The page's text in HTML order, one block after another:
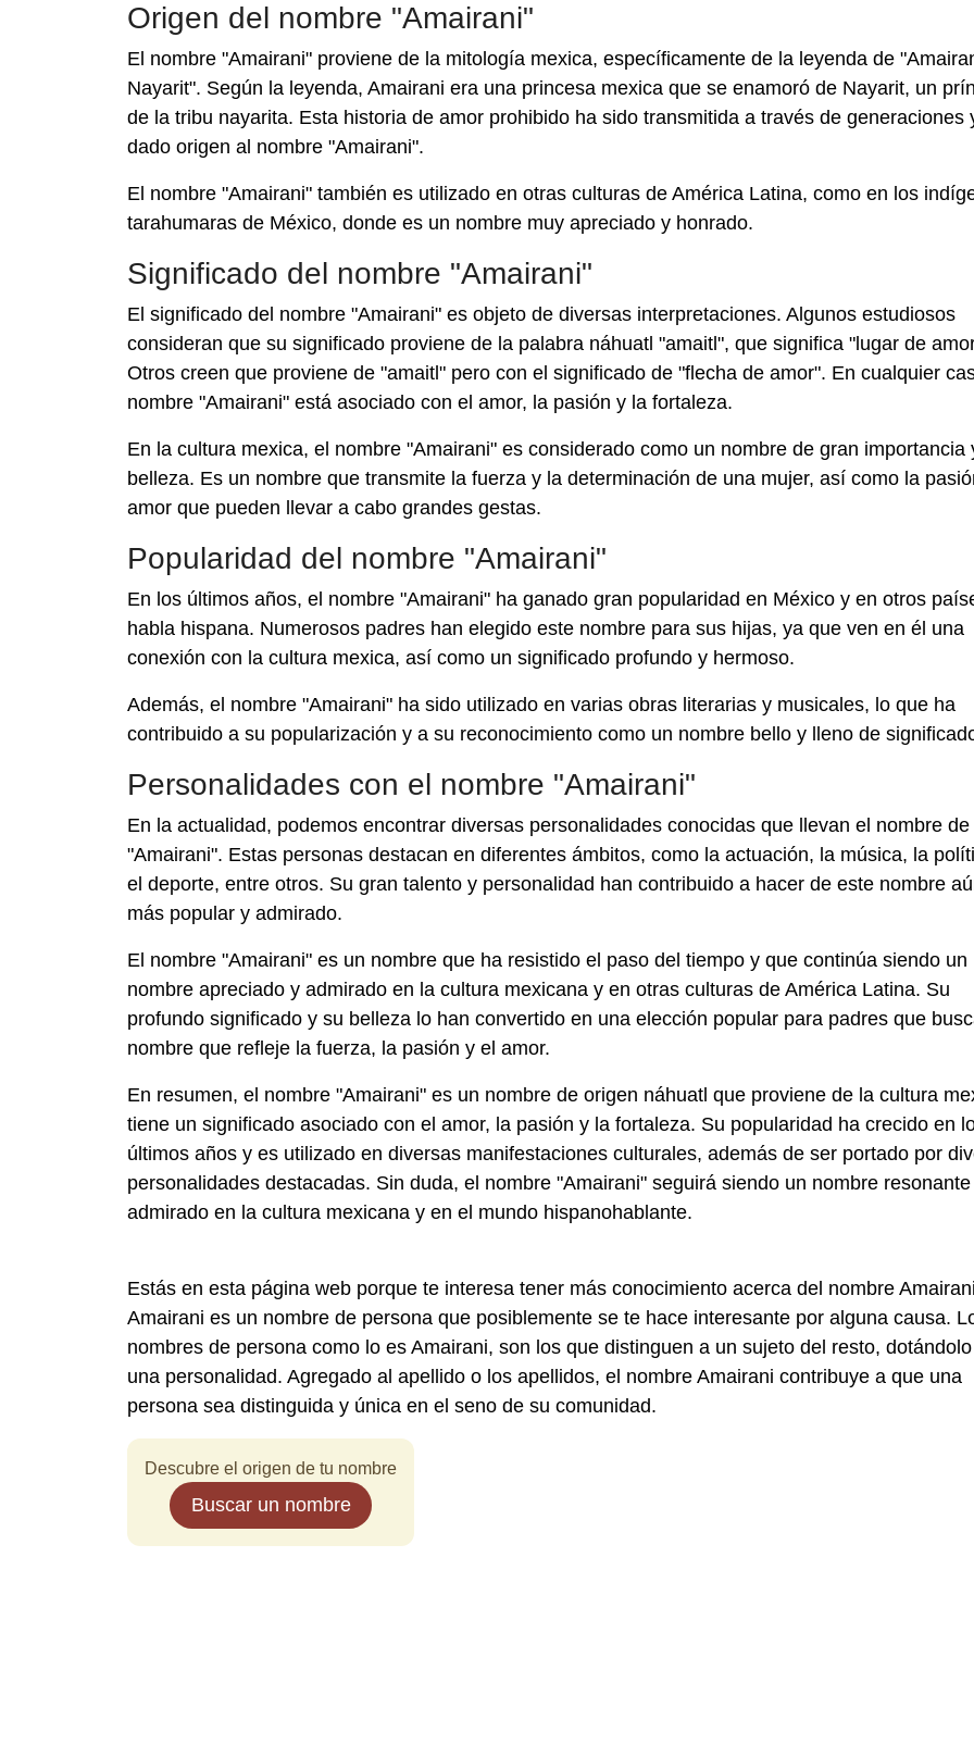
Origen del nombre "Amairani"
El nombre "Amairani" proviene de la mitología mexica, específicamente de la leyenda de
Nayarit". Según la leyenda, Amairani era una princesa mexica que se enamoró de Nayarit, un
de la tribu nayarita. Esta historia de amor prohibido ha sido transmitida a través de generaciones
dado origen al nombre "Amairani".
El nombre "Amairani" también es utilizado en otras culturas de América Latina, como en los
tarahumaras de México, donde es un nombre muy apreciado y honrado.
Significado del nombre "Amairani"
El significado del nombre "Amairani" es objeto de diversas interpretaciones. Algunos estudiosos
consideran que su significado proviene de la palabra náhuatl "amaitl", que significa "lugar de
Otros creen que proviene de "amaitl" pero con el significado de "flecha de amor". En cualquier
nombre "Amairani" está asociado con el amor, la pasión y la fortaleza.
En la cultura mexica, el nombre "Amairani" es considerado como un nombre de gran importancia
belleza. Es un nombre que transmite la fuerza y la determinación de una mujer, así como la
amor que pueden llevar a cabo grandes gestas.
Popularidad del nombre "Amairani"
En los últimos años, el nombre "Amairani" ha ganado gran popularidad en México y en otros
habla hispana. Numerosos padres han elegido este nombre para sus hijas, ya que ven en él una
conexión con la cultura mexica, así como un significado profundo y hermoso.
Además, el nombre "Amairani" ha sido utilizado en varias obras literarias y musicales, lo que ha
contribuido a su popularización y a su reconocimiento como un nombre bello y lleno de
Personalidades con el nombre "Amairani"
En la actualidad, podemos encontrar diversas personalidades conocidas que llevan el nombre de
"Amairani". Estas personas destacan en diferentes ámbitos, como la actuación, la música, la
el deporte, entre otros. Su gran talento y personalidad han contribuido a hacer de este nombre
más popular y admirado.
El nombre "Amairani" es un nombre que ha resistido el paso del tiempo y que continúa siendo un
nombre apreciado y admirado en la cultura mexicana y en otras culturas de América Latina. Su
profundo significado y su belleza lo han convertido en una elección popular para padres que
nombre que refleje la fuerza, la pasión y el amor.
En resumen, el nombre "Amairani" es un nombre de origen náhuatl que proviene de la cultura
tiene un significado asociado con el amor, la pasión y la fortaleza. Su popularidad ha crecido en
últimos años y es utilizado en diversas manifestaciones culturales, además de ser portado por
personalidades destacadas. Sin duda, el nombre "Amairani" seguirá siendo un nombre
admirado en la cultura mexicana y en el mundo hispanohablante.
Estás en esta página web porque te interesa tener más conocimiento acerca del nombre
Amairani es un nombre de persona que posiblemente se te hace interesante por alguna causa.
nombres de persona como lo es Amairani, son los que distinguen a un sujeto del resto,
una personalidad. Agregado al apellido o los apellidos, el nombre Amairani contribuye a que una
persona sea distinguida y única en el seno de su comunidad.
Descubre el origen de tu nombre
Buscar un nombre